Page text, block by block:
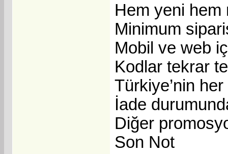
Hem yeni hem
Minimum
Mobil ve web
Kodlar tekrar
Türkiye’nin
İade
Diğer
Son Not